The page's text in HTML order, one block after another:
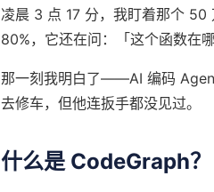
凌晨 3 点 17 分，我盯着那个
80%，它还在问：「这个函数在
那一刻我明白了——AI 编码
去修车，但他连扳手都没见过。
什么是 CodeGraph？